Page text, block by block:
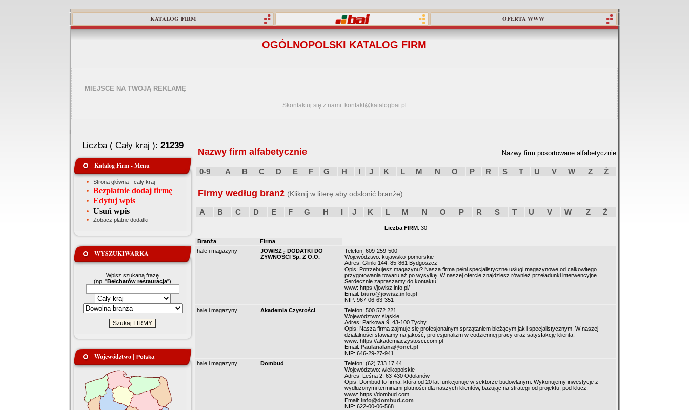
KATALOG FIRM OFERTA WWW
OGÓLNOPOLSKI KATALOG FIRM
MIEJSCE NA TWOJĄ REKLAMĘ
Skontaktuj się z nami: kontakt@katalogbai.pl
Liczba ( Cały kraj ): 21239
Katalog Firm - Menu
Strona główna - cały kraj
Bezpłatnie dodaj firmę
Edytuj wpis
Usuń wpis
Zobacz płatne dodatki
WYSZUKIWARKA
Wpisz szukaną frazę
(np. "Bełchatów restauracja")
Województwo | Polska
Nazwy firm alfabetycznie Nazwy firm posortowane alfabetycznie
0-9 A B C D E F G H I J K L M N O P R S T U V W Z Ż
Firmy według branż (Kliknij w literę aby odsłonić branże)
A B C D E F G H I J K L M N O P R S T U V W Z Ż
Liczba FIRM: 30
Branża
Firma
hale i magazyny
JOWISZ - DODATKI DO
ŻYWNOŚCI Sp. Z O.O.
Telefon: 609-259-500
Województwo: kujawsko-pomorskie
Adres: Glinki 144, 85-861 Bydgoszcz
Opis: Potrzebujesz magazynu? Nasza firma pełni specjalistyczne usługi magazynowe od całkowitego
przygotowania towaru aż po wysyłkę. W naszej ofercie znajdziesz również przeładunki interwencyjne.
Serdecznie zapraszamy do kontaktu!
www: https://jowisz.info.pl/
Email: biuro@jowisz.info.pl
NIP: 967-06-63-351
hale i magazyny
Akademia Czystości
Telefon: 500 572 221
Województwo: śląskie
Adres: Parkowa 9, 43-100 Tychy
Opis: Nasza firma zajmuje się profesjonalnym sprzątaniem bieżącym jak i specjalistycznym. W naszej
działalności stawiamy na jakość, profesjonalizm w codziennej pracy oraz satysfakcję klienta.
www: https://akademiaczystosci.com.pl
Email: Paulanalana@onet.pl
NIP: 646-29-27-941
hale i magazyny
Dombud
Telefon: (62) 733 17 44
Województwo: wielkopolskie
Adres: Leśna 2, 63-430 Odolanów
Opis: Dombud to firma, która od 20 lat funkcjonuje w sektorze budowlanym. Wykonujemy inwestycje z
wydłużonymi terminami płatności dla naszych klientów, bazując na strategii od projektu, pod klucz.
www: https://dombud.com
Email: info@dombud.com
NIP: 622-00-06-568